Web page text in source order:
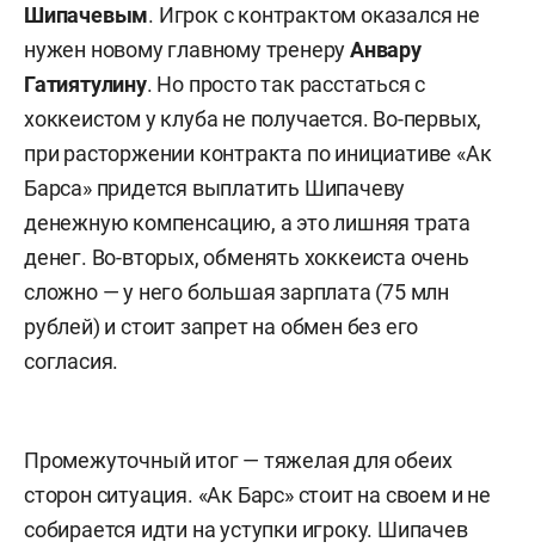
Шипачевым. Игрок с контрактом оказался не
нужен новому главному тренеруАнвару
Гатиятулину. Но просто так расстаться с
хоккеистом у клуба не получается. Во-первых,
при расторжении контракта по инициативе «Ак
Барса» придется выплатить Шипачеву
денежную компенсацию, а это лишняя трата
денег. Во-вторых, обменять хоккеиста очень
сложно — у него большая зарплата (75 млн
рублей) и стоит запрет на обмен без его
согласия.
Промежуточный итог — тяжелая для обеих
сторон ситуация. «Ак Барс» стоит на своем и не
собирается идти на уступки игроку. Шипачев